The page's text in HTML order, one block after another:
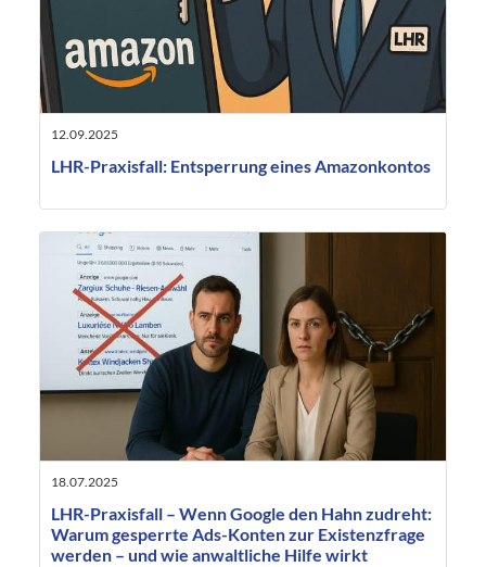
12.09.2025
LHR-Praxisfall: Entsperrung eines Amazonkontos
18.07.2025
LHR-Praxisfall – Wenn Google den Hahn zudreht:
Warum gesperrte Ads-Konten zur Existenzfrage
werden – und wie anwaltliche Hilfe wirkt